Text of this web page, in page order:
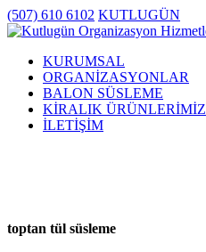
(507) 610 6102 KUTLUGÜN
KURUMSAL
ORGANİZASYONLAR
BALON SÜSLEME
KİRALIK ÜRÜNLERİMİZ
İLETİŞİM
toptan tül süsleme